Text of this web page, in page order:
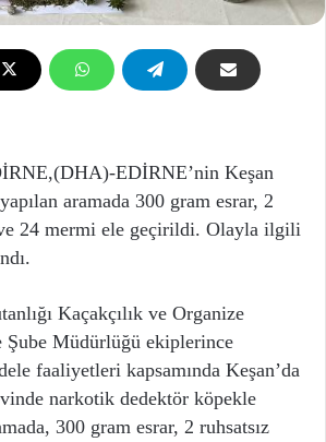
EDİRNE’nin Keşan
aramada 300 gram esrar, 2
ve 24 mermi ele geçirildi. Olayla ilgili
Kaçakçılık ve Organize
Şube Müdürlüğü ekiplerince
faaliyetleri kapsamında Keşan’da
narkotik dedektör köpekle
300 gram esrar, 2 ruhsatsız